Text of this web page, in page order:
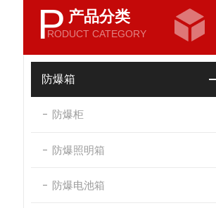
P 产品分类
RODUCT CATEGORY
防爆箱
防爆柜
防爆照明箱
防爆电池箱